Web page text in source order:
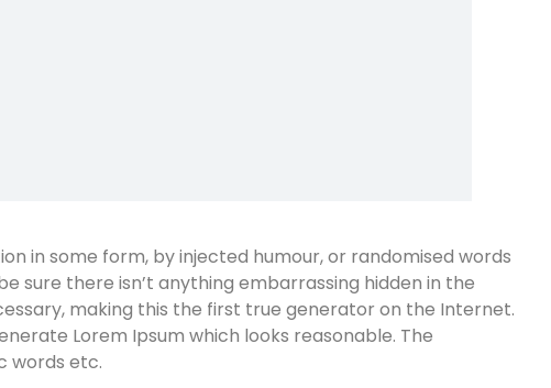
in some form, by injected humour, or randomised words
sure there isn’t anything embarrassing hidden in the
making this the first true generator on the Internet.
Lorem Ipsum which looks reasonable. The
words etc.